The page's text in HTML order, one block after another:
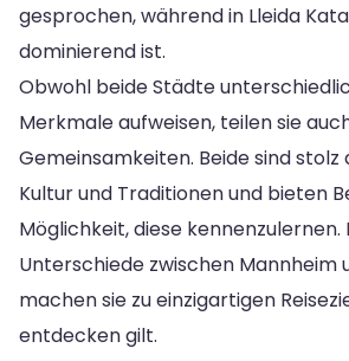
gesprochen, während in Lleida
dominierend ist.
Obwohl beide Städte
Merkmale aufweisen, teilen sie
Gemeinsamkeiten. Beide sind stolz
Kultur und Traditionen und bieten
Möglichkeit, diese
Unterschiede zwischen Mannheim
machen sie zu einzigartigen
entdecken gilt.